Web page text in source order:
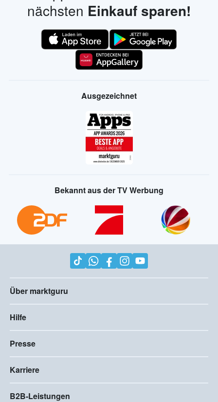
nächsten Einkauf sparen!
Ausgezeichnet
Bekannt aus der TV Werbung
Über marktguru
Hilfe
Presse
Karriere
B2B-Leistungen